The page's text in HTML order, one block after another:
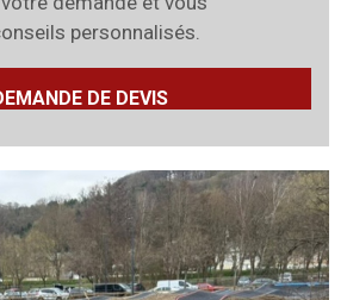
personnalisés.
DE DEVIS